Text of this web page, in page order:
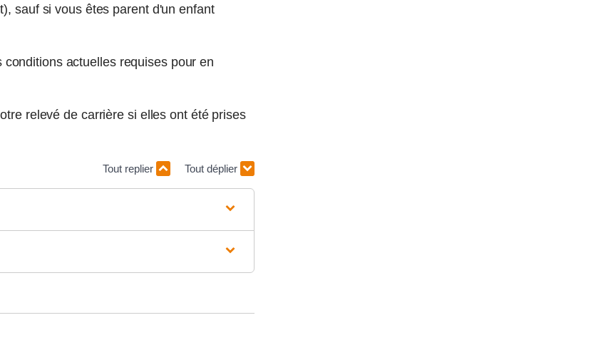
sauf si vous êtes parent d'un enfant
actuelles requises pour en
relevé de carrière si elles ont été prises
Tout replier Tout déplier